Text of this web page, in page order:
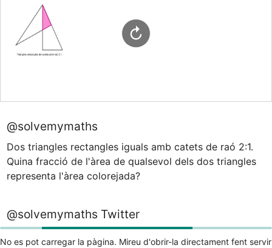
@solvemymaths
Dos triangles rectangles iguals amb catets de raó 2:1.
Quina fracció de l'àrea de qualsevol dels dos triangles
representa l'àrea colorejada?
@solvemymaths Twitter
No es pot carregar la pàgina. Mireu d'obrir-la directament fent servir